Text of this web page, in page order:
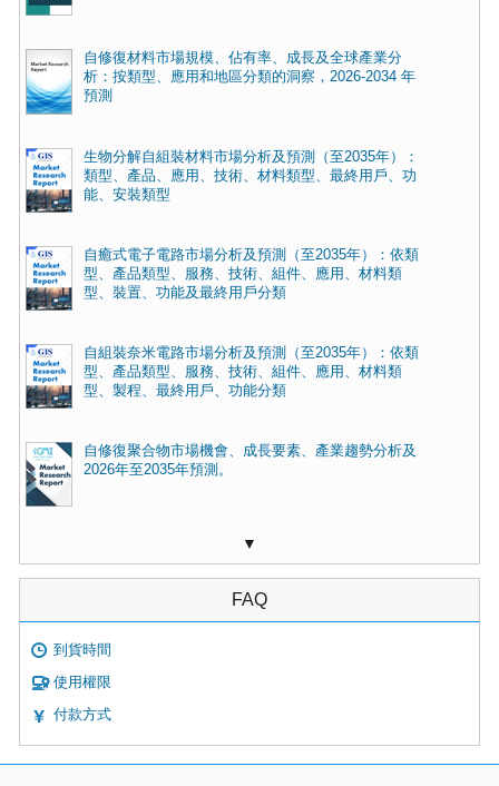
自修復材料市場規模、佔有率、成長及全球產業分
析：按類型、應用和地區分類的洞察，2026-2034 年
預測
生物分解自組裝材料市場分析及預測（至2035年）：
類型、產品、應用、技術、材料類型、最終用戶、功
能、安裝類型
自癒式電子電路市場分析及預測（至2035年）：依類
型、產品類型、服務、技術、組件、應用、材料類
型、裝置、功能及最終用戶分類
自組裝奈米電路市場分析及預測（至2035年）：依類
型、產品類型、服務、技術、組件、應用、材料類
型、製程、最終用戶、功能分類
自修復聚合物市場機會、成長要素、產業趨勢分析及
2026年至2035年預測。
▼
FAQ
到貨時間
使用權限
付款方式